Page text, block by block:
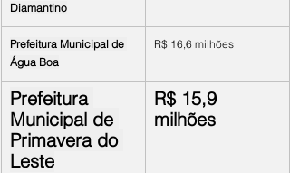
Diamantino
Prefeitura Municipal de
Água Boa
R$ 16,6 milhões
Prefeitura
Municipal de
Primavera do
Leste
R$ 15,9
milhões